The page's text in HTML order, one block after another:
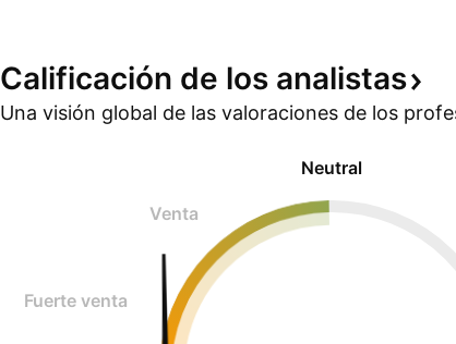
Calificación de los analistas
Una visión global de las valoraciones de los
Neutral
Venta
Fuerte venta